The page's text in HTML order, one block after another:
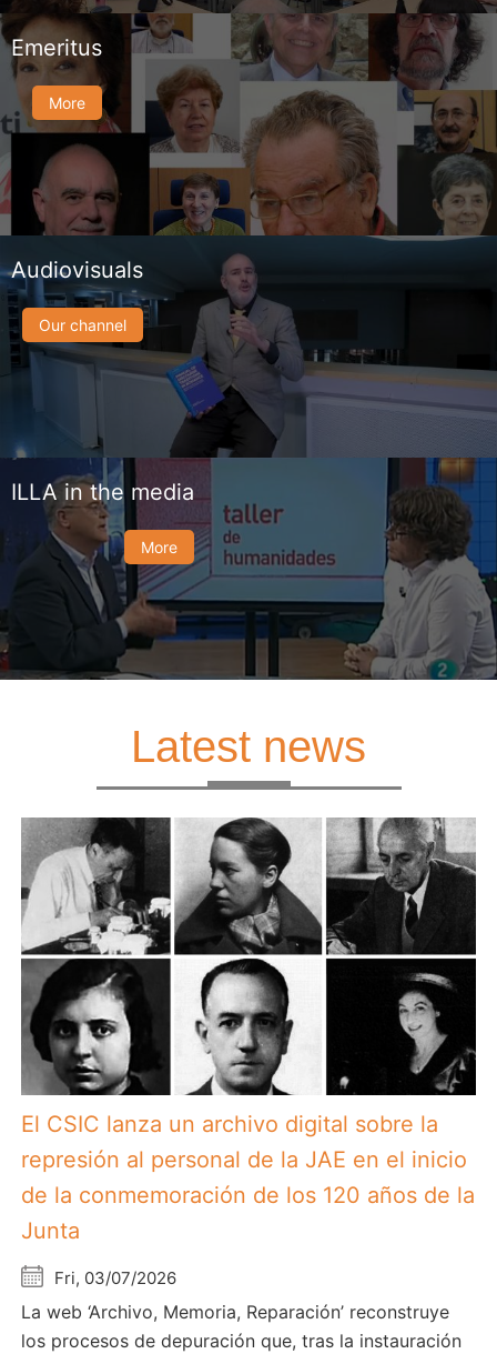
Emeritus
More
Audiovisuals
Our channel
ILLA in the media
More
Latest news
El CSIC lanza un archivo digital sobre la
represión al personal de la JAE en el inicio
de la conmemoración de los 120 años de la
Junta
Fri, 03/07/2026
La web ‘Archivo, Memoria, Reparación’ reconstruye
los procesos de depuración que, tras la instauración